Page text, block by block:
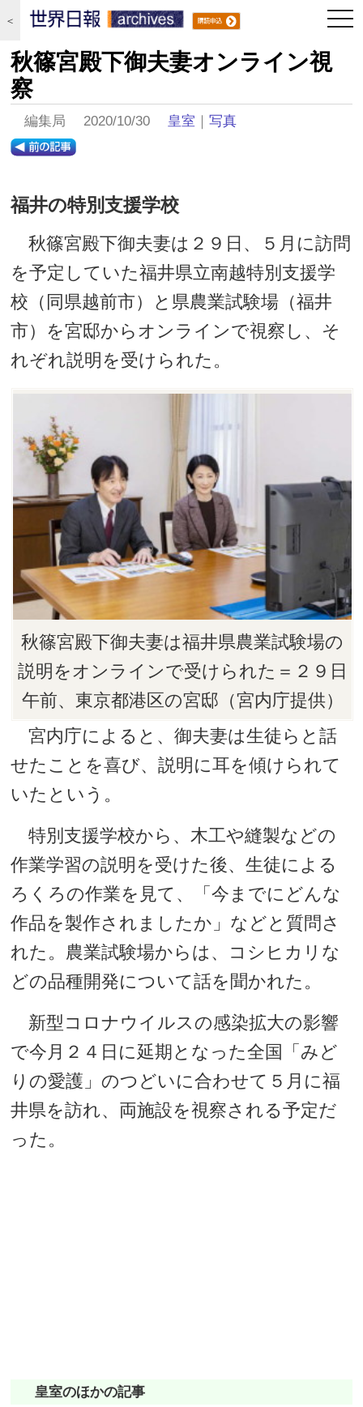
＜
秋篠宮殿下御夫妻オンライン視
察
編集局 2020/10/30 皇室 ｜写真
福井の特別支援学校
秋篠宮殿下御夫妻は２９日、５月に訪問
を予定していた福井県立南越特別支援学
校（同県越前市）と県農業試験場（福井
市）を宮邸からオンラインで視察し、そ
れぞれ説明を受けられた。
秋篠宮殿下御夫妻は福井県農業試験場の
説明をオンラインで受けられた＝２９日
午前、東京都港区の宮邸（宮内庁提供）
宮内庁によると、御夫妻は生徒らと話
せたことを喜び、説明に耳を傾けられて
いたという。
特別支援学校から、木工や縫製などの
作業学習の説明を受けた後、生徒による
ろくろの作業を見て、「今までにどんな
作品を製作されましたか」などと質問さ
れた。農業試験場からは、コシヒカリな
どの品種開発について話を聞かれた。
新型コロナウイルスの感染拡大の影響
で今月２４日に延期となった全国「みど
りの愛護」のつどいに合わせて５月に福
井県を訪れ、両施設を視察される予定だ
った。
皇室のほかの記事